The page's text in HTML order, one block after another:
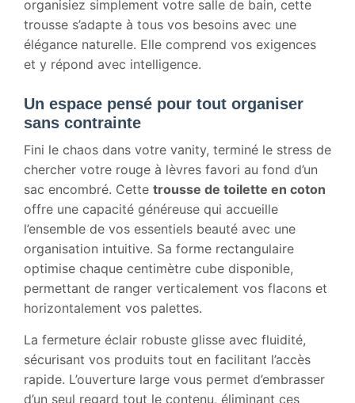
organisiez simplement votre salle de bain, cette
trousse s’adapte à tous vos besoins avec une
élégance naturelle. Elle comprend vos exigences
et y répond avec intelligence.
Un espace pensé pour tout organiser
sans contrainte
Fini le chaos dans votre vanity, terminé le stress de
chercher votre rouge à lèvres favori au fond d’un
sac encombré. Cette trousse de toilette en coton
offre une capacité généreuse qui accueille
l’ensemble de vos essentiels beauté avec une
organisation intuitive. Sa forme rectangulaire
optimise chaque centimètre cube disponible,
permettant de ranger verticalement vos flacons et
horizontalement vos palettes.
La fermeture éclair robuste glisse avec fluidité,
sécurisant vos produits tout en facilitant l’accès
rapide. L’ouverture large vous permet d’embrasser
d’un seul regard tout le contenu, éliminant ces